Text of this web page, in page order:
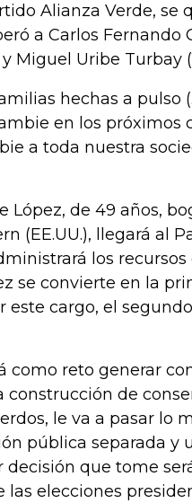
Alianza Verde, se
a Carlos Fernando
Miguel Uribe Turbay
hechas a pulso
en los próximos
a toda nuestra
López, de 49 años,
(EE.UU.), llegará al
los recursos
se convierte en la
cargo, el
como reto generar
de
le va a pasar lo
pública separada y
que tome
elecciones